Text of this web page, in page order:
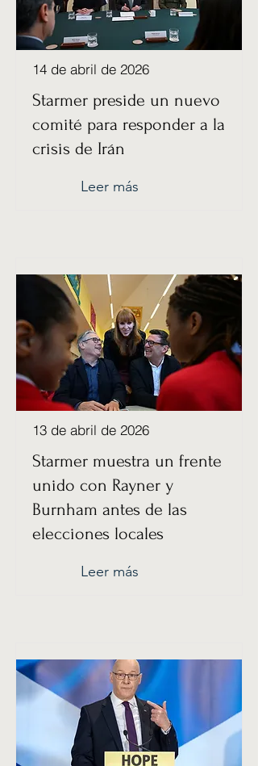
14 de abril de 2026
Starmer preside un nuevo
comité para responder a la
crisis de Irán
Leer más
13 de abril de 2026
Starmer muestra un frente
unido con Rayner y
Burnham antes de las
elecciones locales
Leer más